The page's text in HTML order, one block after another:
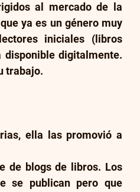
al mercado de la
ya es un género muy
iniciales (libros
digitalmente.
trabajo.
ella las promovió a
de blogs de libros. Los
se publican pero que